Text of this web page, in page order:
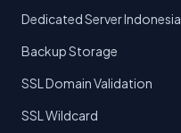
Dedicated Server Indonesia
Backup Storage
SSL Domain Validation
SSL Wildcard